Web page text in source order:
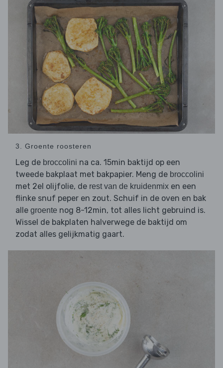
3. Groente roosteren
Leg de broccolini na ca. 15min baktijd op een
tweede bakplaat met bakpapier. Meng de broccolini
met 2el olijfolie, de rest van de kruidenmix en een
flinke snuf peper en zout. Schuif in de oven en bak
alle groente nog 8-12min, tot alles licht gebruind is.
Wissel de bakplaten halverwege de baktijd om
zodat alles gelijkmatig gaart.